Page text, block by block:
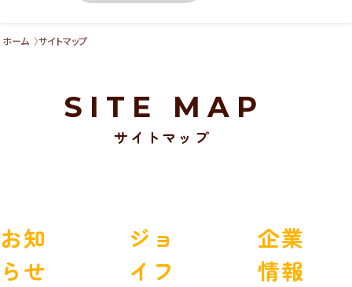
ホーム サイトマップ
SITE MAP
サイトマップ
お知
らせ
ジョ
イフ
企業
情報